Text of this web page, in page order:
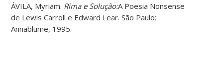
ÁVILA, Myriam. Rima e Solução:A Poesia Nonsense
de Lewis Carroll e Edward Lear. São Paulo:
Annablume, 1995.